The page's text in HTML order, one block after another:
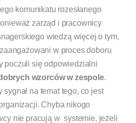
komunikatu rozesłanego
zarząd i pracownicy
wiedzą więcej o tym,
w proces doboru
poczuli się odpowiedzialni
wzorców w zespole.
na temat tego, co jest
Chyba nikogo
nie pracują w systemie, jeżeli